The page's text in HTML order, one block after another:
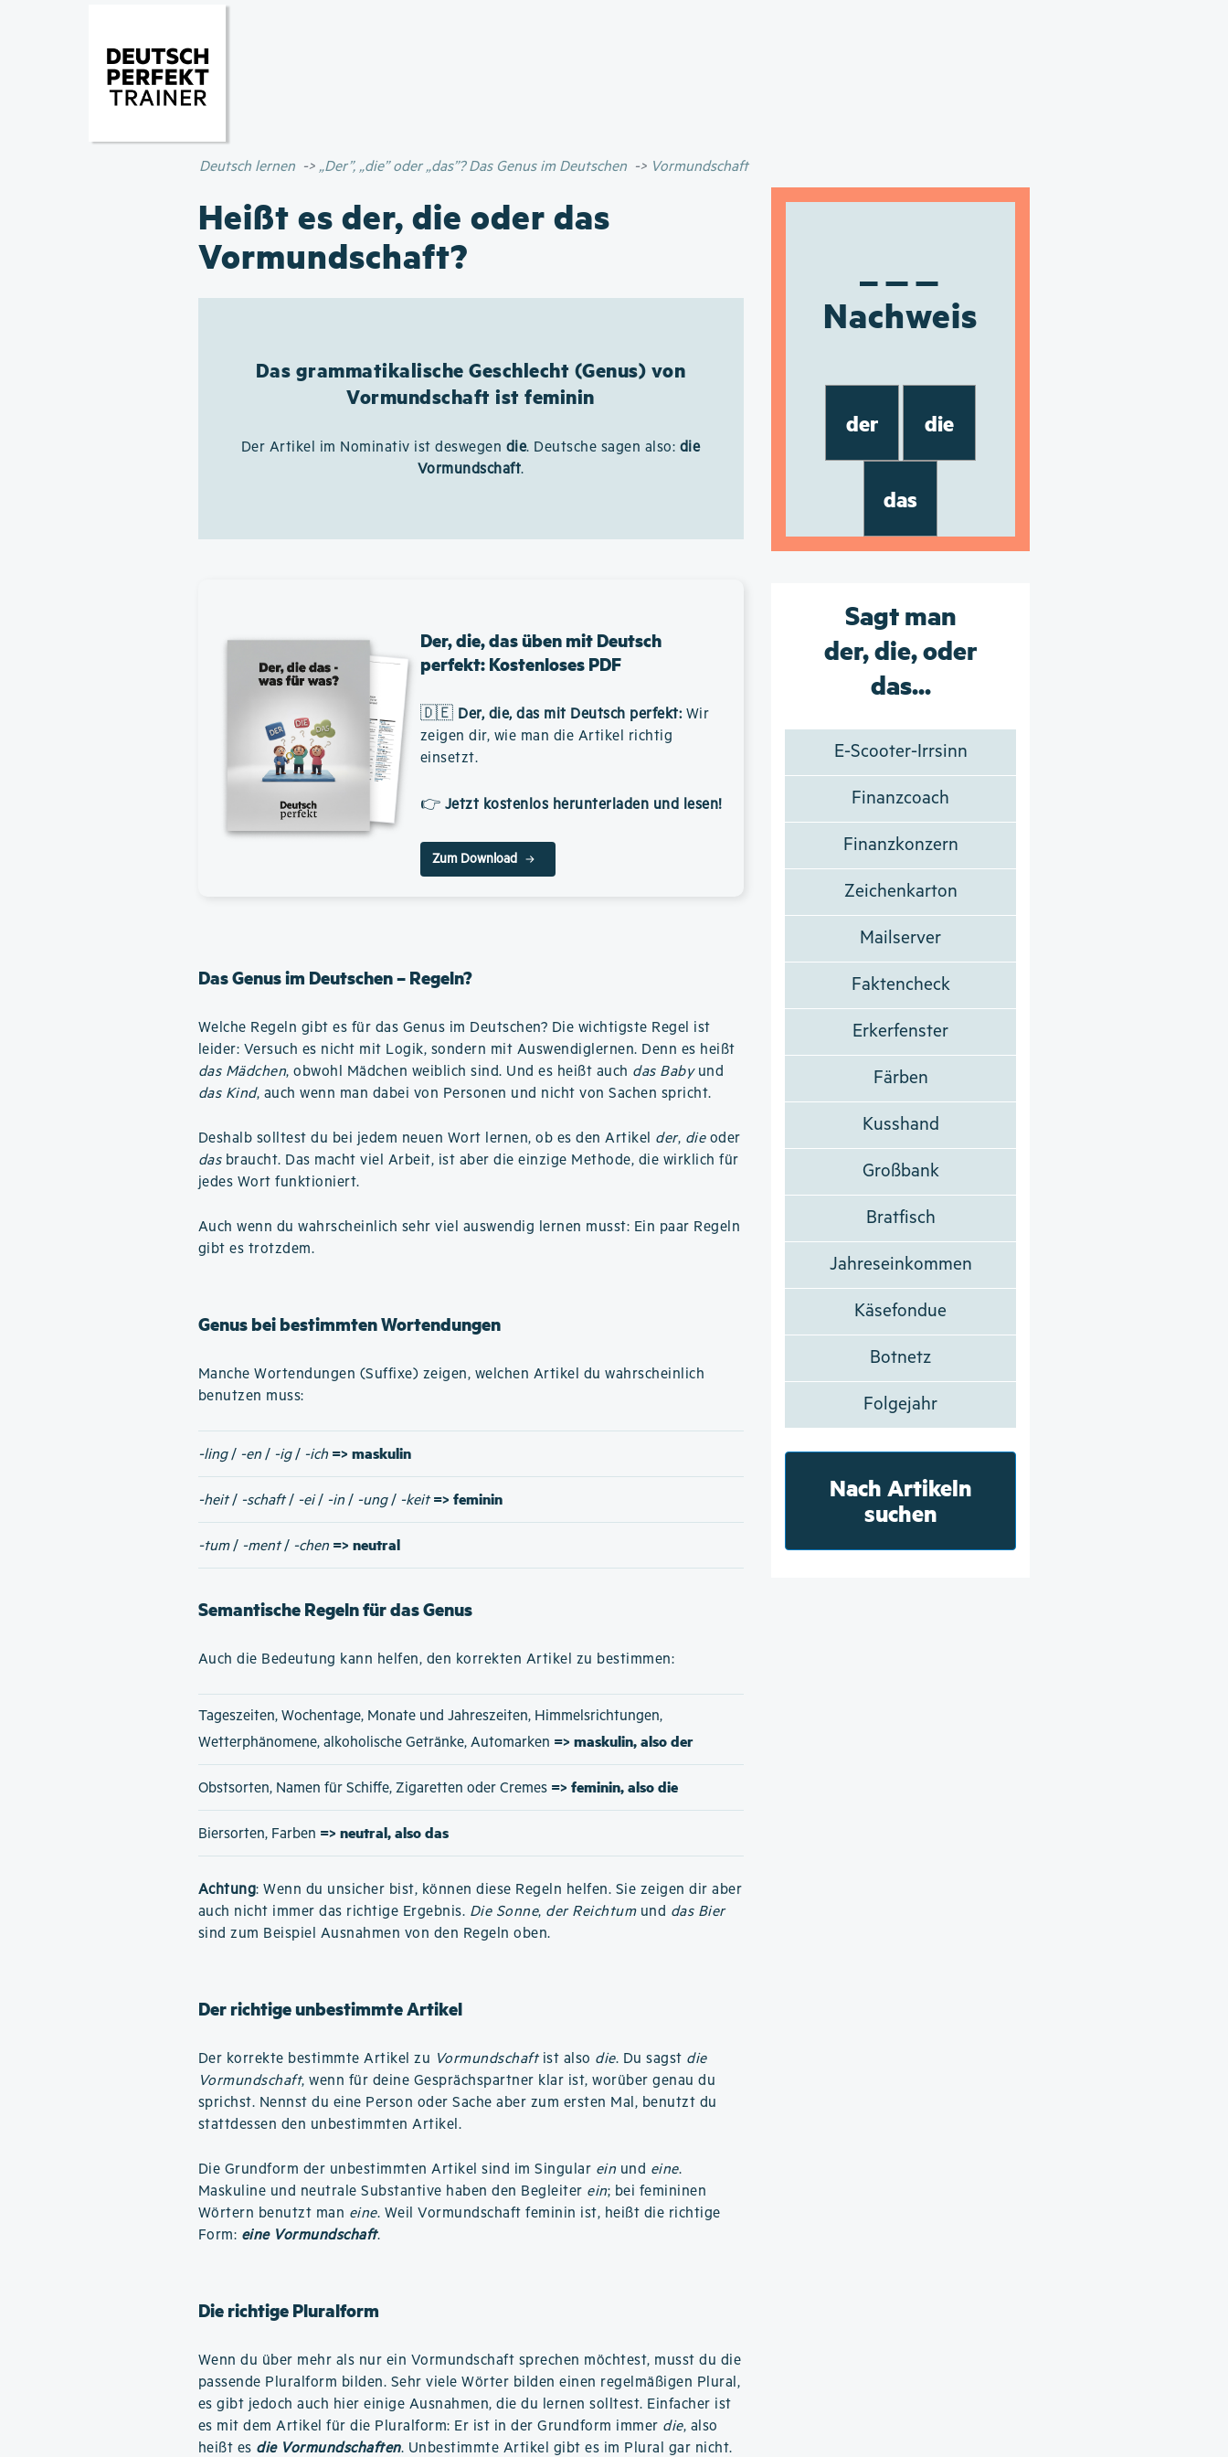
Deutsch lernen „Der”, „die” oder „das”? Das Genus im Deutschen Vormundschaft
Heißt es der, die oder das
Vormundschaft?
Das grammatikalische Geschlecht (Genus) von
Vormundschaft ist feminin
Der Artikel im Nominativ ist deswegen die. Deutsche sagen also: die
Vormundschaft.
Der, die, das üben mit Deutsch
perfekt: Kostenloses PDF
🇩🇪 Der, die, das mit Deutsch perfekt: Wir
zeigen dir, wie man die Artikel richtig
einsetzt.
👉 Jetzt kostenlos herunterladen und lesen!
Zum Download
Das Genus im Deutschen – Regeln?
Welche Regeln gibt es für das Genus im Deutschen? Die wichtigste Regel ist
leider: Versuch es nicht mit Logik, sondern mit Auswendiglernen. Denn es heißt
das Mädchen, obwohl Mädchen weiblich sind. Und es heißt auch das Babyund
das Kind, auch wenn man dabei von Personen und nicht von Sachen spricht.
Deshalb solltest du bei jedem neuen Wort lernen, ob es den Artikel der, dieoder
dasbraucht. Das macht viel Arbeit, ist aber die einzige Methode, die wirklich für
jedes Wort funktioniert.
Auch wenn du wahrscheinlich sehr viel auswendig lernen musst: Ein paar Regeln
gibt es trotzdem.
Genus bei bestimmten Wortendungen
Manche Wortendungen (Suffixe) zeigen, welchen Artikel du wahrscheinlich
benutzen muss:
-ling/ -en/ -ig/ -ich => maskulin
-heit/ -schaft/ -ei/ -in/ -ung/ -keit => feminin
-tum/ -ment/ -chen => neutral
Semantische Regeln für das Genus
Auch die Bedeutung kann helfen, den korrekten Artikel zu bestimmen:
Tageszeiten, Wochentage, Monate und Jahreszeiten, Himmelsrichtungen,
Wetterphänomene, alkoholische Getränke, Automarken => maskulin, also der
Obstsorten, Namen für Schiffe, Zigaretten oder Cremes => feminin, also die
Biersorten, Farben => neutral, also das
Achtung: Wenn du unsicher bist, können diese Regeln helfen. Sie zeigen dir aber
auch nicht immer das richtige Ergebnis. Die Sonne, der Reichtumund das Bier
sind zum Beispiel Ausnahmen von den Regeln oben.
Der richtige unbestimmte Artikel
Der korrekte bestimmte Artikel zu Vormundschaftist also die. Du sagst die
Vormundschaft, wenn für deine Gesprächspartner klar ist, worüber genau du
sprichst. Nennst du eine Person oder Sache aber zum ersten Mal, benutzt du
stattdessen den unbestimmten Artikel.
Die Grundform der unbestimmten Artikel sind im Singular ein und eine.
Maskuline und neutrale Substantive haben den Begleiter ein; bei femininen
Wörtern benutzt man eine. Weil Vormundschaft feminin ist, heißt die richtige
Form: eine Vormundschaft.
Die richtige Pluralform
Wenn du über mehr als nur ein Vormundschaft sprechen möchtest, musst du die
passende Pluralform bilden. Sehr viele Wörter bilden einen regelmäßigen Plural,
es gibt jedoch auch hier einige Ausnahmen, die du lernen solltest. Einfacher ist
es mit dem Artikel für die Pluralform: Er ist in der Grundform immer die, also
heißt es die Vormundschaften. Unbestimmte Artikel gibt es im Plural gar nicht.
Nachweis
der die
das
Sagt man
der, die, oder
das...
E-Scooter-Irrsinn
Finanzcoach
Finanzkonzern
Zeichenkarton
Mailserver
Faktencheck
Erkerfenster
Färben
Kusshand
Großbank
Bratfisch
Jahreseinkommen
Käsefondue
Botnetz
Folgejahr
Nach Artikeln
suchen